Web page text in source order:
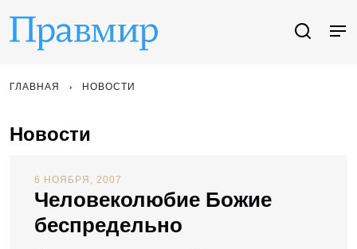
ГЛАВНАЯ НОВОСТИ
Новости
6 НОЯБРЯ, 2007
Человеколюбие Божие
беспредельно